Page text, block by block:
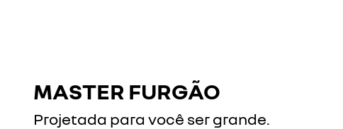
MASTER FURGÃO
Projetada para você ser grande.